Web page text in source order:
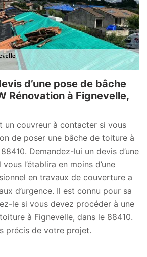
d’une pose de bâche
Rénovation à Fignevelle,
un couvreur à contacter si vous
de poser une bâche de toiture à
Demandez-lui un devis d’une
l’établira en moins d’une
en travaux de couverture a
d’urgence. Il est connu pour sa
le si vous devez procéder à une
à Fignevelle, dans le 88410.
précis de votre projet.